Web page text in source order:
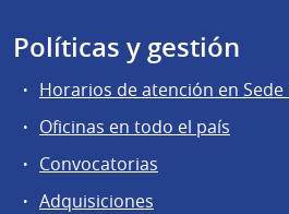
Políticas y gestión
Horarios de atención en Sede
Oficinas en todo el país
Convocatorias
Adquisiciones